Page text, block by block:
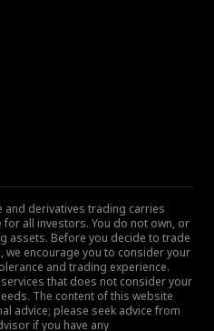
and derivatives trading carries
all investors. You do not own, or
assets. Before you decide to trade
we encourage you to consider your
and trading experience.
that does not consider your
The content of this website
advice; please seek advice from
if you have any